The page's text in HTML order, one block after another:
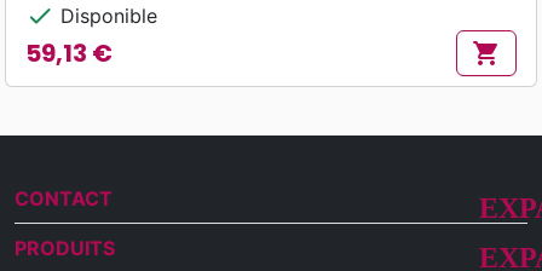
check Disponible
Prix
59,13 € shopping_cart
CONTACT
PRODUITS